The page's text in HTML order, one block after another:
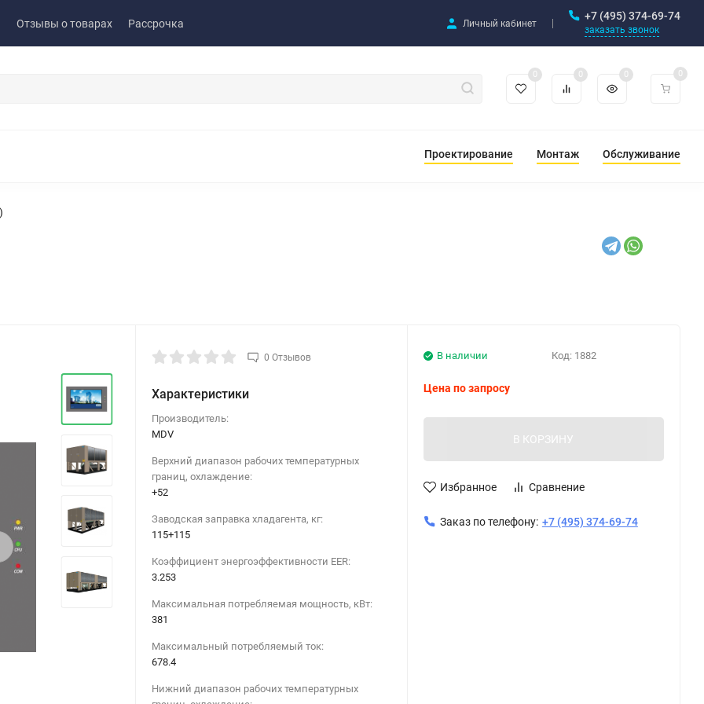
Отзывы о товарах Рассрочка Личный кабинет
+7 (495) 374-69-74
заказать звонок
0 0 0 0
Проектирование Монтаж Обслуживание
0 Отзывов
Характеристики
Производитель:
MDV
Верхний диапазон рабочих температурных
границ, охлаждение:
+52
Заводская заправка хладагента, кг:
115+115
Коэффициент энергоэффективности EER:
3.253
Максимальная потребляемая мощность, кВт:
381
Максимальный потребляемый ток:
678.4
Нижний диапазон рабочих температурных
Код: 1882
В наличии
Цена по запросу
В КОРЗИНУ
Избранное Сравнение
Заказ по телефону: +7 (495) 374-69-74